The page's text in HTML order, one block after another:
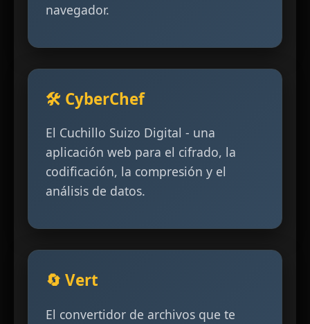
navegador.
🛠️ CyberChef
El Cuchillo Suizo Digital - una
aplicación web para el cifrado, la
codificación, la compresión y el
análisis de datos.
🔄 Vert
El convertidor de archivos que te